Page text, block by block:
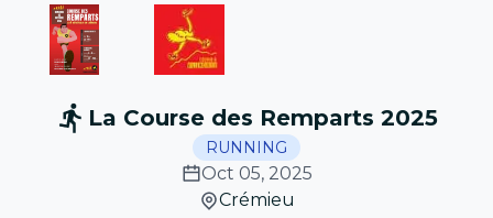
La Course des Remparts 2025
RUNNING
Oct 05, 2025
Crémieu